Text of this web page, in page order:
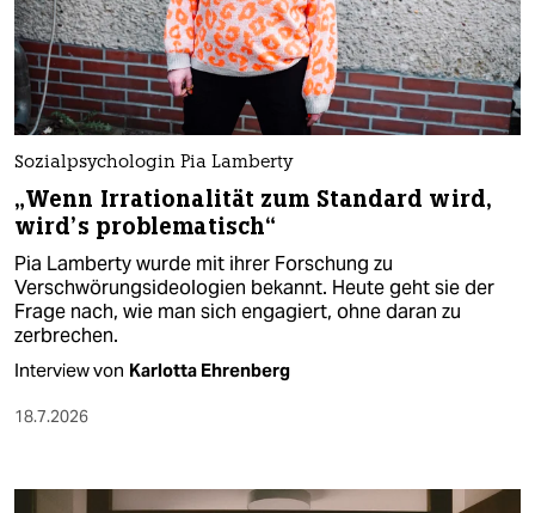
Sozialpsychologin Pia Lamberty
„Wenn Irrationalität zum Standard wird,
wird’s problematisch“
Pia Lamberty wurde mit ihrer Forschung zu
Verschwörungsideologien bekannt. Heute geht sie der
Frage nach, wie man sich engagiert, ohne daran zu
zerbrechen.
Interview von Karlotta Ehrenberg
18.7.2026